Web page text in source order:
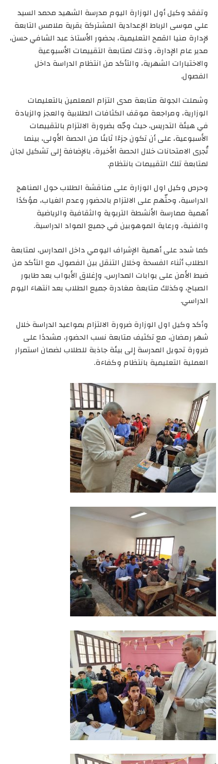
وتفقد وكيل أول الوزارة اليوم مدرسة الشهيد محمد السيد
علي موسى الرباط الإعدادية المشتركة بقرية ملامس التابعة
لإدارة منيا القمح التعليمية، بحضور الأستاذ عبد الشافي حسن،
مدير عام الإدارة، وذلك لمتابعة التقييمات الأسبوعية
والاختبارات الشهرية، والتأكد من انتظام الدراسة داخل
الفصول.
وشملت الجولة متابعة مدى التزام المعلمين بالتعليمات
الوزارية، ومراجعة موقف الكثافات الطلابية والعجز والزيادة
في هيئة التدريس، حيث وجّه بضرورة الالتزام بالتقييمات
الأسبوعية، على أن تكون جزءًا ثابتًا من الحصة الأولى، بينما
تُجرى الامتحانات خلال الحصة الأخيرة، بالإضافة إلى تشكيل لجان
لمتابعة تلك التقييمات بانتظام.
وحرص وكيل اول الوزارة على مناقشة الطلاب حول المناهج
الدراسية، وحثّهم على الالتزام بالحضور وعدم الغياب، مؤكدًا
أهمية ممارسة الأنشطة التربوية والثقافية والرياضية
والفنية، ورعاية الموهوبين في جميع المواد الدراسية.
كما شدد على أهمية الإشراف اليومي داخل المدارس، لمتابعة
الطلاب أثناء الفسحة وخلال التنقل بين الفصول، مع التأكد من
ضبط الأمن على بوابات المدارس، وإغلاق الأبواب بعد طابور
الصباح، وكذلك متابعة مغادرة جميع الطلاب بعد انتهاء اليوم
الدراسي.
وأكد وكيل اول الوزارة ضرورة الالتزام بمواعيد الدراسة خلال
شهر رمضان، مع تكثيف متابعة نسب الحضور، مشددًا على
ضرورة تحويل المدرسة إلى بيئة جاذبة للطلاب لضمان استمرار
العملية التعليمية بانتظام وكفاءة.